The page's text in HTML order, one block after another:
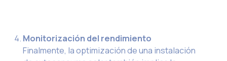
Monitorización del rendimiento
Finalmente, la optimización de una instalación